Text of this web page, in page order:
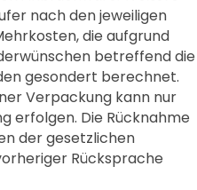
nach den jeweiligen
die aufgrund
betreffend die
gesondert berechnet.
Verpackung kann nur
erfolgen. Die Rücknahme
der gesetzlichen
Rücksprache